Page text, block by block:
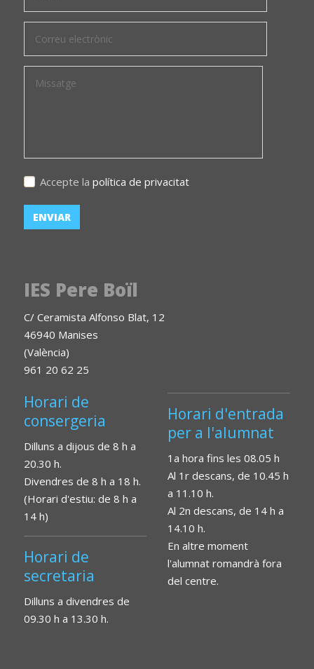
Accepte la política de privacitat
IES Pere Boïl
C/ Ceramista Alfonso Blat, 12
46940 Manises
(València)
961 20 62 25
Horari de
consergeria
Dilluns a dijous de 8 h a
20.30 h.
Divendres de 8 h a 18 h.
(Horari d'estiu: de 8 h a
14 h)
Horari de
secretaria
Dilluns a divendres de
09.30 h a 13.30 h.
Horari d'entrada
per a l'alumnat
1a hora fins les 08.05 h
Al 1r descans, de 10.45 h
a 11.10 h.
Al 2n descans, de 14 h a
14.10 h.
En altre moment
l'alumnat romandrà fora
del centre.